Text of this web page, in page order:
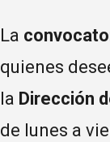
La
quienes
la Dirección
de lunes a